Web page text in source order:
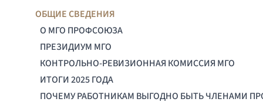
ОБЩИЕ СВЕДЕНИЯ
О МГО ПРОФСОЮЗА
ПРЕЗИДИУМ МГО
КОНТРОЛЬНО-РЕВИЗИОННАЯ КОМИССИЯ МГО
ИТОГИ 2025 ГОДА
ПОЧЕМУ РАБОТНИКАМ ВЫГОДНО БЫТЬ ЧЛЕНАМИ